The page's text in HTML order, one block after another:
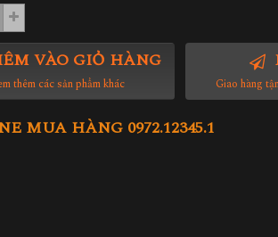
VÀO GIỎ HÀNG
thêm các sản phẩm khác Giao hàng
MUA HÀNG 0972.12345.1